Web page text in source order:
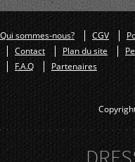
Qui sommes-nous? CGV
Contact
Plan du site
F.A.Q
Partenaires